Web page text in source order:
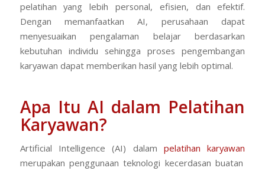
pelatihan yang lebih personal, efisien, dan efektif.
Dengan memanfaatkan AI, perusahaan dapat
menyesuaikan pengalaman belajar berdasarkan
kebutuhan individu sehingga proses pengembangan
karyawan dapat memberikan hasil yang lebih optimal.
Apa Itu AI dalam Pelatihan
Karyawan?
Artificial Intelligence (AI) dalam pelatihan karyawan
merupakan penggunaan teknologi kecerdasan buatan